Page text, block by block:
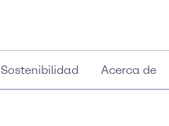
Sostenibilidad Acerca de